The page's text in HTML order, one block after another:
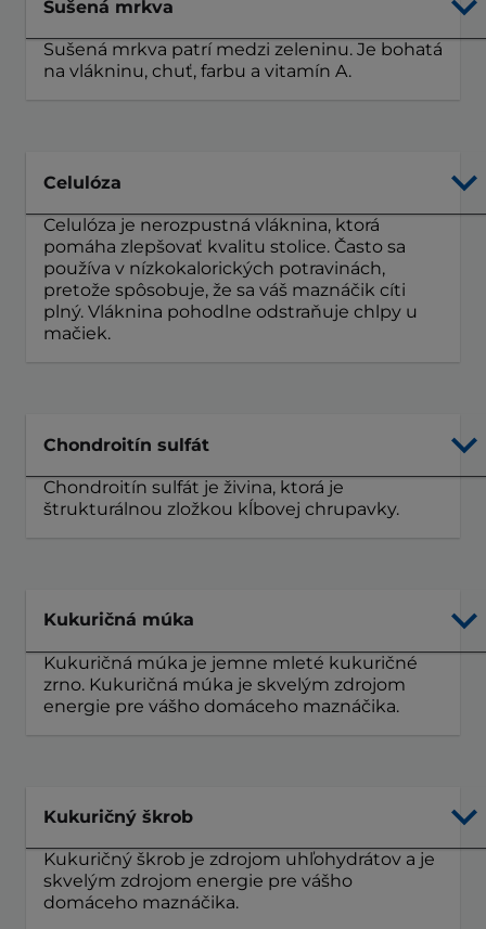
Sušená mrkva
Sušená mrkva patrí medzi zeleninu. Je bohatá
na vlákninu, chuť, farbu a vitamín A.
Celulóza
Celulóza je nerozpustná vláknina, ktorá
pomáha zlepšovať kvalitu stolice. Často sa
používa v nízkokalorických potravinách,
pretože spôsobuje, že sa váš maznáčik cíti
plný. Vláknina pohodlne odstraňuje chlpy u
mačiek.
Chondroitín sulfát
Chondroitín sulfát je živina, ktorá je
štrukturálnou zložkou kĺbovej chrupavky.
Kukuričná múka
Kukuričná múka je jemne mleté ​​kukuričné ​​
zrno. Kukuričná múka je skvelým zdrojom
energie pre vášho domáceho maznáčika.
Kukuričný škrob
Kukuričný škrob je zdrojom uhľohydrátov a je
skvelým zdrojom energie pre vášho
domáceho maznáčika.